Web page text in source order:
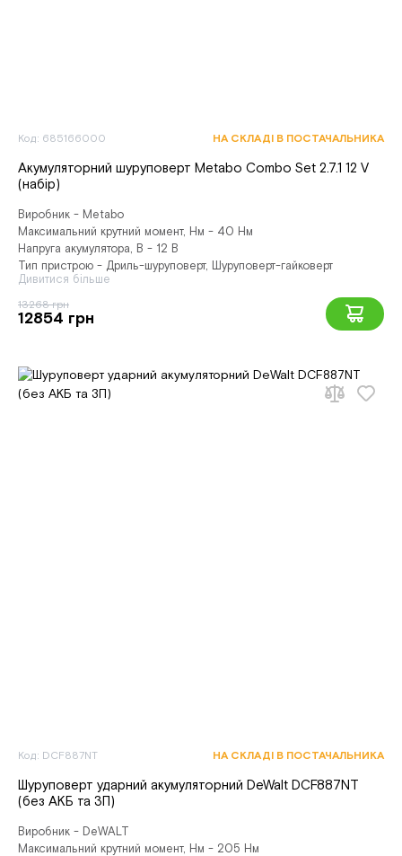
Код: 685166000 НА СКЛАДІ В ПОСТАЧАЛЬНИКА
Акумуляторний шуруповерт Metabo Combo Set 2.7.1 12 V
(набір)
Виробник - Metabo
Максимальний крутний момент, Нм - 40 Нм
Напруга акумулятора, В - 12 В
Тип пристрою - Дриль-шуруповерт, Шуруповерт-гайковерт
Дивитися більше
13268 грн
12854 грн
Код: DCF887NT НА СКЛАДІ В ПОСТАЧАЛЬНИКА
Шуруповерт ударний акумуляторний DeWalt DCF887NT
(без АКБ та ЗП)
Виробник - DeWALT
Максимальний крутний момент, Нм - 205 Нм